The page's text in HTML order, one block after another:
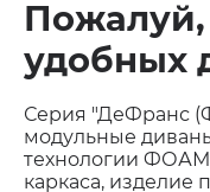
удобных
Серия "ДеФранс
модульные
технологии ФОАМ.
каркаса, изделие